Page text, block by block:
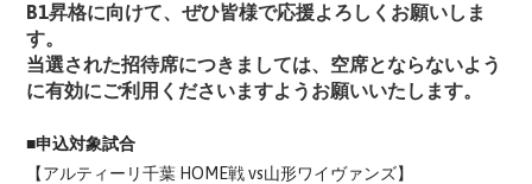
B1昇格に向けて、ぜひ皆様で応援よろしくお願いしま
す。
当選された招待席につきましては、空席とならないよう
に有効にご利用くださいますようお願いいたします。
■申込対象試合
【アルティーリ千葉 HOME戦 vs山形ワイヴァンズ】